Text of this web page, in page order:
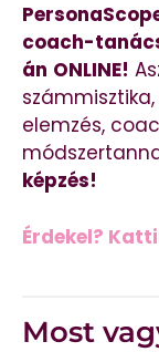
coach-
án ONLINE!
elemzés,
képzés!
Érdekel?
Most